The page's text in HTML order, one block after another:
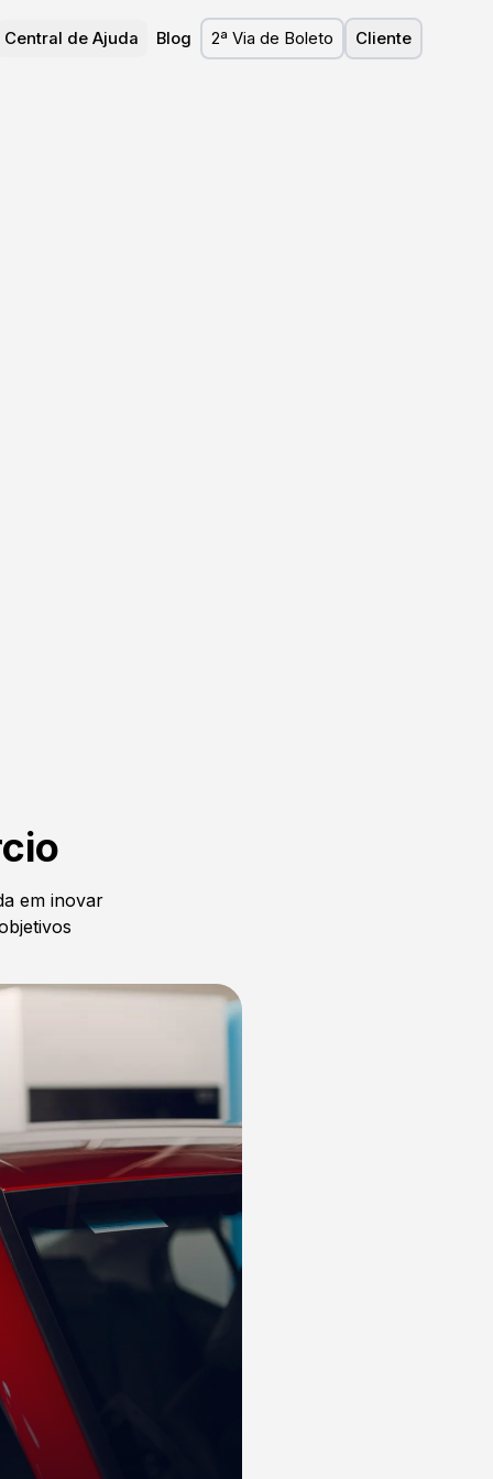
Central de Ajuda Blog 2ª Via de Boleto Cliente
em inovar